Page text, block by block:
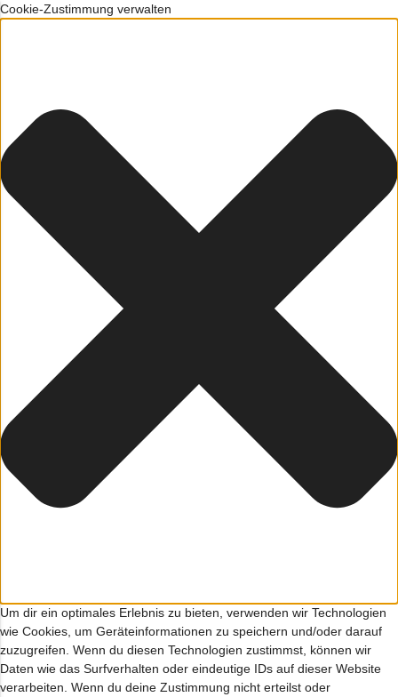
Cookie-Zustimmung verwalten
Um dir ein optimales Erlebnis zu bieten, verwenden wir Technologien
wie Cookies, um Geräteinformationen zu speichern und/oder darauf
zuzugreifen. Wenn du diesen Technologien zustimmst, können wir
Daten wie das Surfverhalten oder eindeutige IDs auf dieser Website
verarbeiten. Wenn du deine Zustimmung nicht erteilst oder